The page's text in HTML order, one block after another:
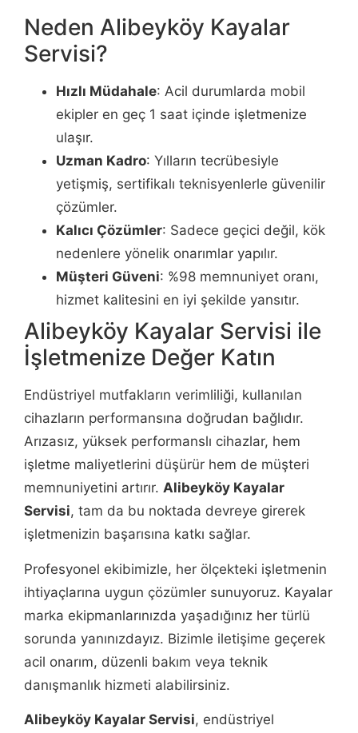
Neden Alibeyköy Kayalar
Servisi?
Hızlı Müdahale: Acil durumlarda mobil
ekipler en geç 1 saat içinde işletmenize
ulaşır.
Uzman Kadro: Yılların tecrübesiyle
yetişmiş, sertifikalı teknisyenlerle güvenilir
çözümler.
Kalıcı Çözümler: Sadece geçici değil, kök
nedenlere yönelik onarımlar yapılır.
Müşteri Güveni: %98 memnuniyet oranı,
hizmet kalitesini en iyi şekilde yansıtır.
Alibeyköy Kayalar Servisi ile
İşletmenize Değer Katın
Endüstriyel mutfakların verimliliği, kullanılan
cihazların performansına doğrudan bağlıdır.
Arızasız, yüksek performanslı cihazlar, hem
işletme maliyetlerini düşürür hem de müşteri
memnuniyetini artırır. Alibeyköy Kayalar
Servisi, tam da bu noktada devreye girerek
işletmenizin başarısına katkı sağlar.
Profesyonel ekibimizle, her ölçekteki işletmenin
ihtiyaçlarına uygun çözümler sunuyoruz. Kayalar
marka ekipmanlarınızda yaşadığınız her türlü
sorunda yanınızdayız. Bizimle iletişime geçerek
acil onarım, düzenli bakım veya teknik
danışmanlık hizmeti alabilirsiniz.
Alibeyköy Kayalar Servisi, endüstriyel